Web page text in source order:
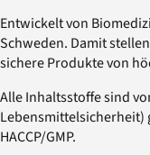
Entwickelt von
Schweden. Damit
sichere Produkte von
Alle Inhaltsstoffe sind
Lebensmittelsicherheit)
HACCP/GMP.